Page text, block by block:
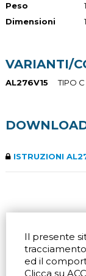
Il presente
ed il
Clicca su
Peso
Dimensioni
VARIANTI/
AL276V15 TIPO C
ISTRUZIONI
Via
20865 Usmate
Indicazioni